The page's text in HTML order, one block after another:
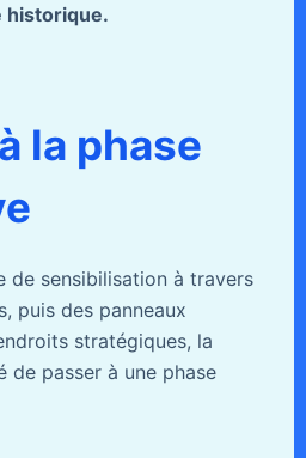
historique.
la phase
de sensibilisation à travers
puis des panneaux
stratégiques, la
de passer à une phase